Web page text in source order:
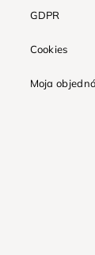
GDPR
Cookies
Moja